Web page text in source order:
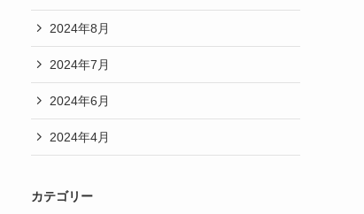
2024年8月
2024年7月
2024年6月
2024年4月
カテゴリー